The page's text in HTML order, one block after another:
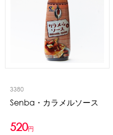
ブロックアイススライサー
カートリッジシェイバー
フレーバー氷（味つきの氷）
かき氷セット
特定商取引に関する法律に基
プライバシーポリシー
3380
Senba・カラメルソース
520円